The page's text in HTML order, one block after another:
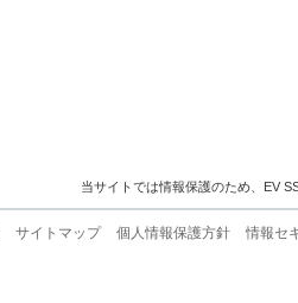
当サイトでは情報保護のため、EV
サイトマップ 個人情報保護方針 情報セ